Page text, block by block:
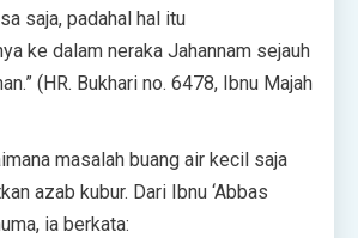
saja, padahal hal itu
ke dalam neraka Jahannam sejauh
(HR. Bukhari no. 6478, Ibnu Majah
masalah buang air kecil saja
azab kubur. Dari Ibnu ‘Abbas
ia berkata: